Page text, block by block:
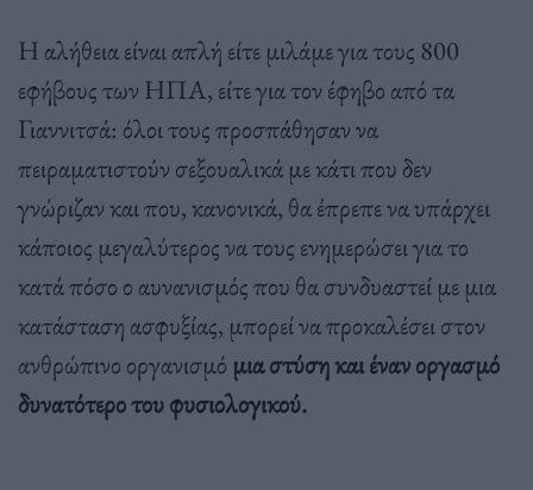
Η αλήθεια είναι απλή είτε μιλάμε για τους 800
εφήβους των ΗΠΑ, είτε για τον έφηβο από τα
Γιαννιτσά: όλοι τους προσπάθησαν να
πειραματιστούν σεξουαλικά με κάτι που δεν
γνώριζαν και που, κανονικά, θα έπρεπε να υπάρχει
κάποιος μεγαλύτερος να τους ενημερώσει για το
κατά πόσο ο αυνανισμός που θα συνδυαστεί με μια
κατάσταση ασφυξίας, μπορεί να προκαλέσει στον
ανθρώπινο οργανισμό μια στύση και έναν οργασμό
δυνατότερο του φυσιολογικού.